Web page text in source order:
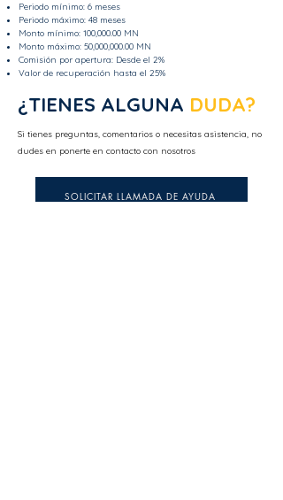
Periodo mínimo: 6 meses
Periodo máximo: 48 meses
Monto mínimo: 100,000.00 MN
Monto máximo: 50,000,000.00 MN
Comisión por apertura: Desde el 2%
Valor de recuperación hasta el 25%
¿TIENES ALGUNA DUDA?
Si tienes preguntas, comentarios o necesitas asistencia, no
dudes en ponerte en contacto con nosotros
SOLICITAR LLAMADA DE AYUDA